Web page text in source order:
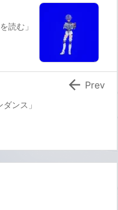
読む」
ンス」
 Prev